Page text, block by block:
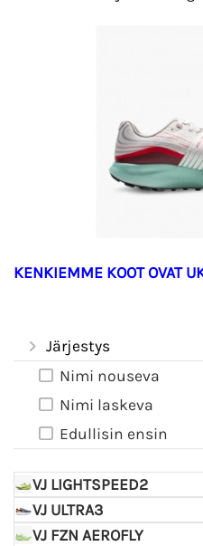
KENKIEMME KOOT OVAT
Järjestys
Nimi nouseva
Nimi laskeva
Edullisin ensin
VJ LIGHTSPEED2
VJ ULTRA3
VJ FZN AEROFLY